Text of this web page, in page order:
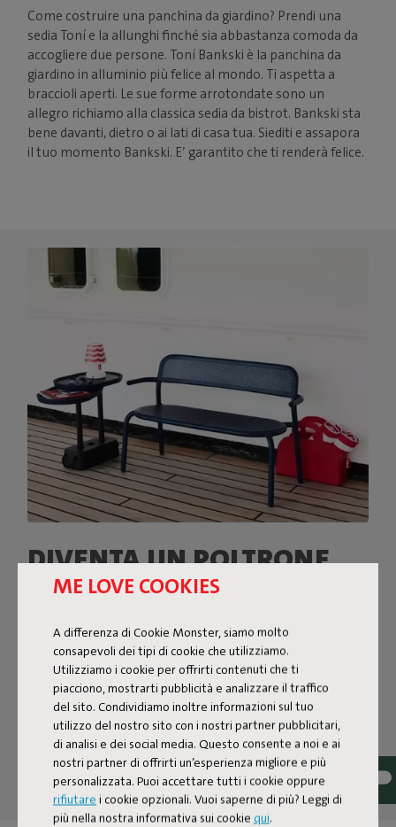
ME LOVE COOKIES
A differenza di Cookie Monster, siamo molto
consapevoli dei tipi di cookie che utilizziamo.
Utilizziamo i cookie per offrirti contenuti che ti
piacciono, mostrarti pubblicità e analizzare il traffico
del sito. Condividiamo inoltre informazioni sul tuo
utilizzo del nostro sito con i nostri partner pubblicitari,
di analisi e dei social media. Questo consente a noi e ai
nostri partner di offrirti un’esperienza migliore e più
personalizzata. Puoi accettare tutti i cookie oppure
rifiutare i cookie opzionali. Vuoi saperne di più? Leggi di
più nella nostra informativa sui cookie qui.
Come costruire una panchina da giardino? Prendi una
sedia Toní e la allunghi finché sia abbastanza comoda da
accogliere due persone. Toní Bankski è la panchina da
giardino in alluminio più felice al mondo. Ti aspetta a
braccioli aperti. Le sue forme arrotondate sono un
allegro richiamo alla classica sedia da bistrot. Bankski sta
bene davanti, dietro o ai lati di casa tua. Siediti e assapora
il tuo momento Bankski. E’ garantito che ti renderà felice.
DIVENTA UN POLTRONE
DA GIARDINO
La scegli grigia, gialla o verde? Non importa il colore,
Bankski è il pezzo forte di ogni ambiente. Questa
panchina per esterni continuerà a farsi notare per molti
anni perché è inossidabile e resistente ai raggi UV.
Realizzata in alluminio ultraleggero, è facile da sollevare e
da impilare. Sul cuscino coordinato Bankski Pillow potrai
poltrire a tutto comfort per ore e ore.